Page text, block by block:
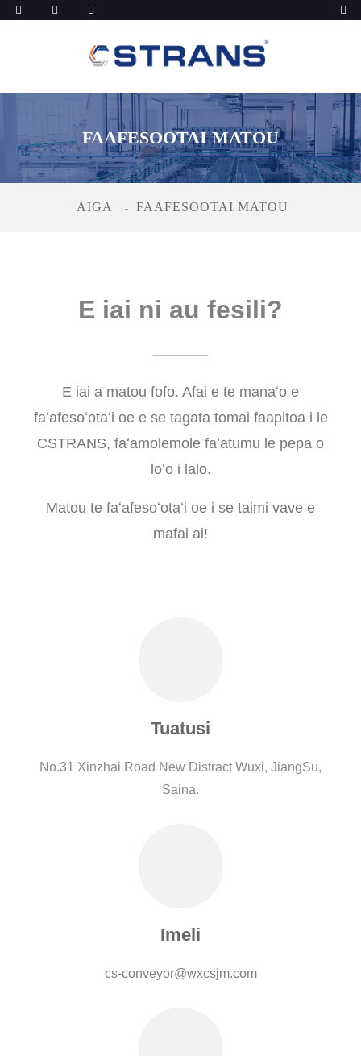
FAAFESOOTAI MATOU
AIGA FAAFESOOTAI MATOU
E iai ni au fesili?
E iai a matou fofo. Afai e te manaʻo e
faʻafesoʻotaʻi oe e se tagata tomai faapitoa i le
CSTRANS, faʻamolemole faʻatumu le pepa o
loʻo i lalo.
Matou te faʻafesoʻotaʻi oe i se taimi vave e
mafai ai!
Tuatusi
No.31 Xinzhai Road New Distract Wuxi, JiangSu,
Saina.
Imeli
cs-conveyor@wxcsjm.com